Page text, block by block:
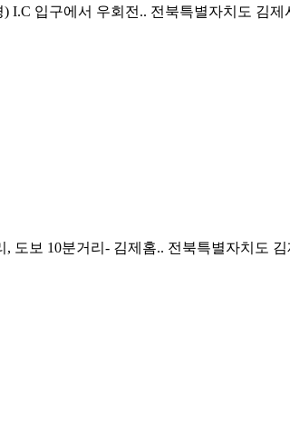
I.C 입구에서 우회전.. 전북특별자치도 김제
도보 10분거리- 김제홈.. 전북특별자치도